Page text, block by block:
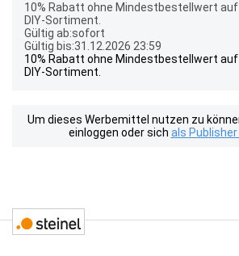
10% Rabatt ohne Mindestbestellwert
DIY-Sortiment.
Gültig ab:sofort
Gültig bis:31.12.2026 23:59
10% Rabatt ohne Mindestbestellwert
DIY-Sortiment.
Um dieses Werbemittel nutzen zu
einloggen oder sich als